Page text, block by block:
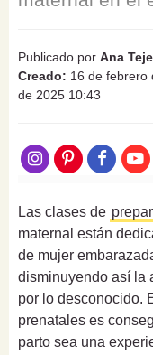
Publicado por Ana
Creado: 16 de febrero
de 2025 10:43
Las clases de
maternal están
de mujer
disminuyendo así la
por lo desconocido.
prenatales es
parto sea una